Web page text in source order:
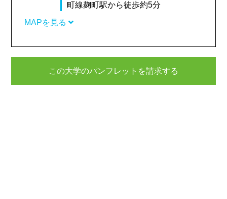
町線麹町駅から徒歩約5分
MAPを見る
この大学のパンフレットを請求する